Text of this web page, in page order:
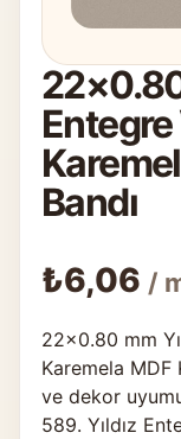
Bandı
₺6,06 /
22×0.80 mm
Karemela MDF
ve dekor
589. Yıldız